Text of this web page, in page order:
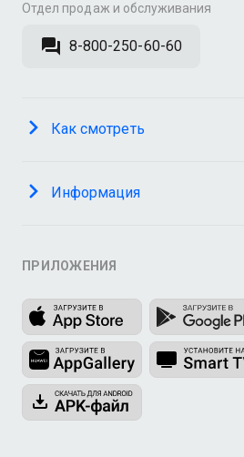
Отдел продаж и обслуживания
8-800-250-60-60
Как смотреть
Информация
ПРИЛОЖЕНИЯ